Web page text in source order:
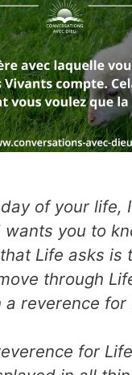
of your life,
wants you to
Life asks is
through
a reverence for
for